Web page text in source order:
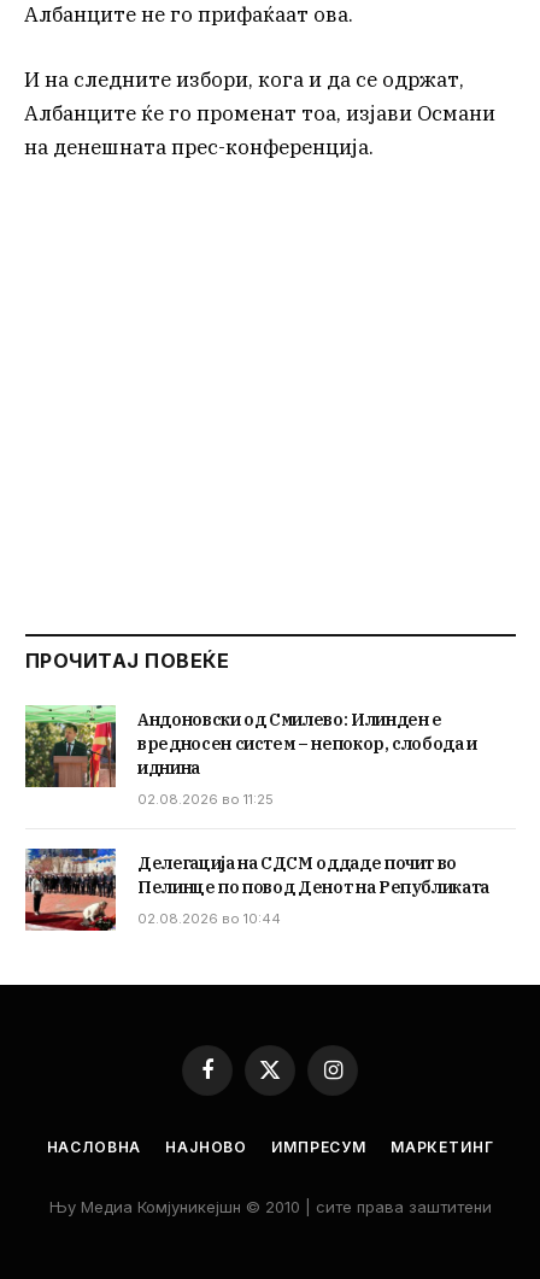
Албанците не го прифаќаат ова.
И на следните избори, кога и да се одржат,
Албанците ќе го променат тоа, изјави Османи
на денешната прес-конференција.
ПРОЧИТАЈ ПОВЕЌЕ
Андоновски од Смилево: Илинден е
вредносен систем – непокор, слобода и
иднина
02.08.2026 во 11:25
Делегација на СДСМ оддаде почит во
Пелинце по повод Денот на Републиката
02.08.2026 во 10:44
Facebook
X
Instagram
НАСЛОВНА НАЈНОВО ИМПРЕСУМ МАРКЕТИНГ
Њу Медиа Комјуникејшн © 2010 | сите права заштитени